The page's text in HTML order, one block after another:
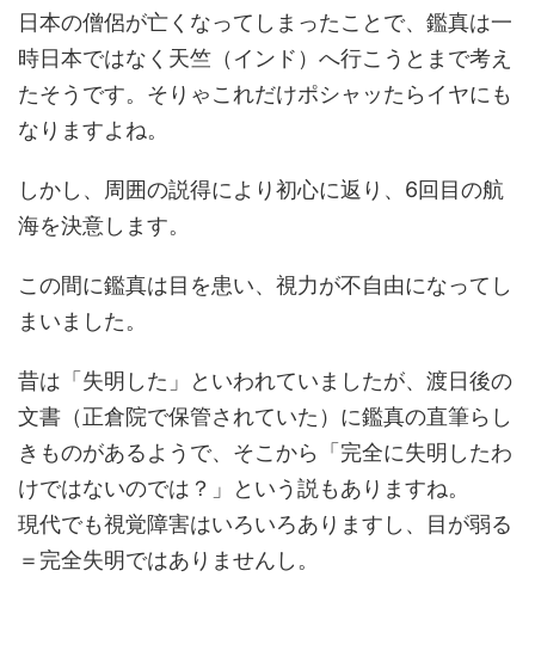
日本の僧侶が亡くなってしまったことで、鑑真は一
時日本ではなく天竺（インド）へ行こうとまで考え
たそうです。そりゃこれだけポシャッたらイヤにも
なりますよね。
しかし、周囲の説得により初心に返り、6回目の航
海を決意します。
この間に鑑真は目を患い、視力が不自由になってし
まいました。
昔は「失明した」といわれていましたが、渡日後の
文書（正倉院で保管されていた）に鑑真の直筆らし
きものがあるようで、そこから「完全に失明したわ
けではないのでは？」という説もありますね。
現代でも視覚障害はいろいろありますし、目が弱る
＝完全失明ではありませんし。